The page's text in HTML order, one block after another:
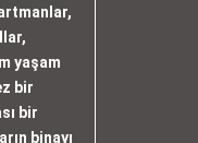
yaşam
bir
bir
binayı